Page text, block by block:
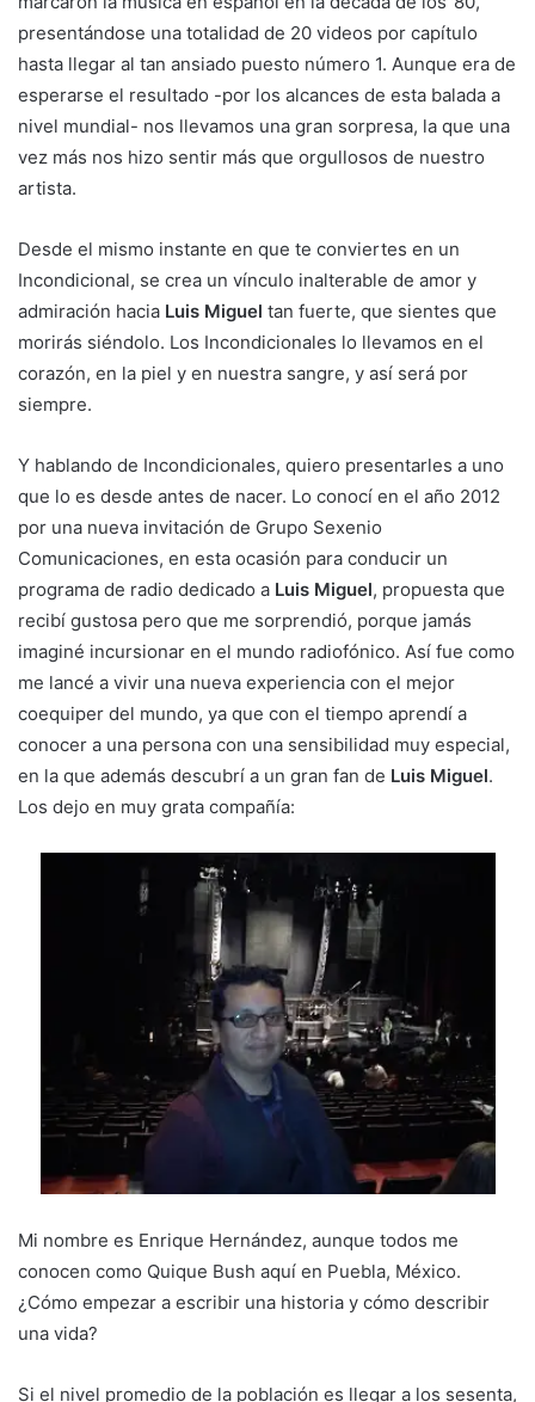
presentándose una totalidad de 20 videos por capítulo
hasta llegar al tan ansiado puesto número 1. Aunque era de
esperarse el resultado -por los alcances de esta balada a
nivel mundial- nos llevamos una gran sorpresa, la que una
vez más nos hizo sentir más que orgullosos de nuestro
artista.
Desde el mismo instante en que te conviertes en un
Incondicional, se crea un vínculo inalterable de amor y
admiración hacia Luis Miguel tan fuerte, que sientes que
morirás siéndolo. Los Incondicionales lo llevamos en el
corazón, en la piel y en nuestra sangre, y así será por
siempre.
Y hablando de Incondicionales, quiero presentarles a uno
que lo es desde antes de nacer. Lo conocí en el año 2012
por una nueva invitación de Grupo Sexenio
Comunicaciones, en esta ocasión para conducir un
programa de radio dedicado a Luis Miguel, propuesta que
recibí gustosa pero que me sorprendió, porque jamás
imaginé incursionar en el mundo radiofónico. Así fue como
me lancé a vivir una nueva experiencia con el mejor
coequiper del mundo, ya que con el tiempo aprendí a
conocer a una persona con una sensibilidad muy especial,
en la que además descubrí a un gran fan de Luis Miguel.
Los dejo en muy grata compañía:
Mi nombre es Enrique Hernández, aunque todos me
conocen como Quique Bush aquí en Puebla, México.
¿Cómo empezar a escribir una historia y cómo describir
una vida?
Si el nivel promedio de la población es llegar a los sesenta,